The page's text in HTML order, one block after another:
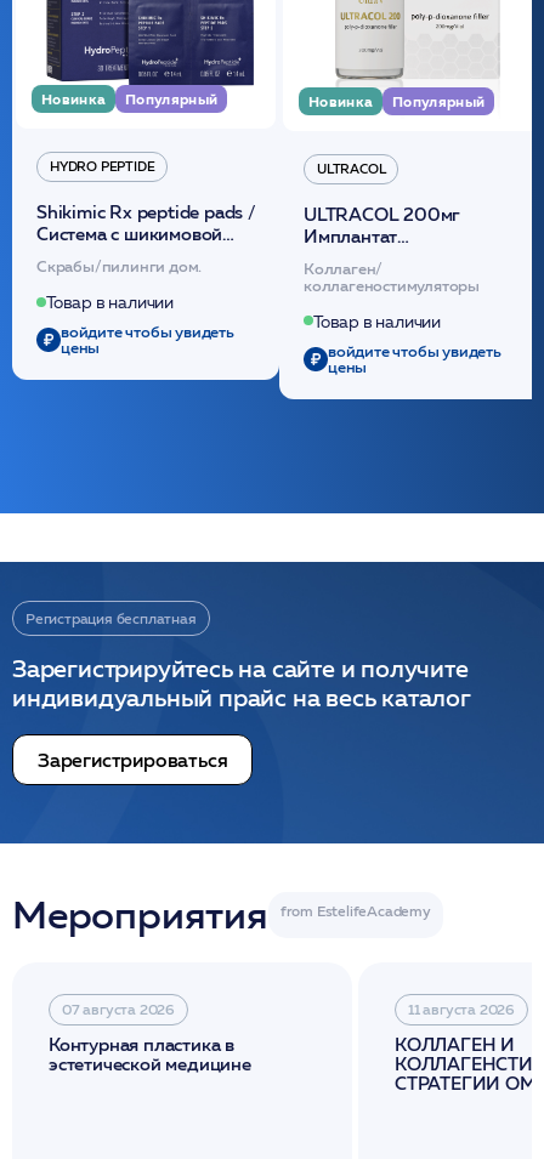
Новинка Популярный
HYDRO PEPTIDE
Shikimic Rx peptide pads /
Cистема с шикимовой
кислотой обновляющая
(30шт) /HP
Скрабы/пилинги дом.
Товар в наличии
войдите чтобы увидеть
цены
Новинка Популярный
ULTRACOL
ULTRACOL 200мг
Имплантат
внутридермальный,
стерильный на основе
полидиоксанона
/ULTRACOL
Коллаген/
коллагеностимуляторы
Товар в наличии
войдите чтобы увидеть
цены
Регистрация бесплатная
Зарегистрируйтесь на сайте и получите
индивидуальный прайс на весь каталог
Зарегистрироваться
Мероприятия
07 августа 2026
Контурная пластика в
эстетической медицине
11 августа 2026
КОЛЛАГЕН И
СТРАТЕГИИ